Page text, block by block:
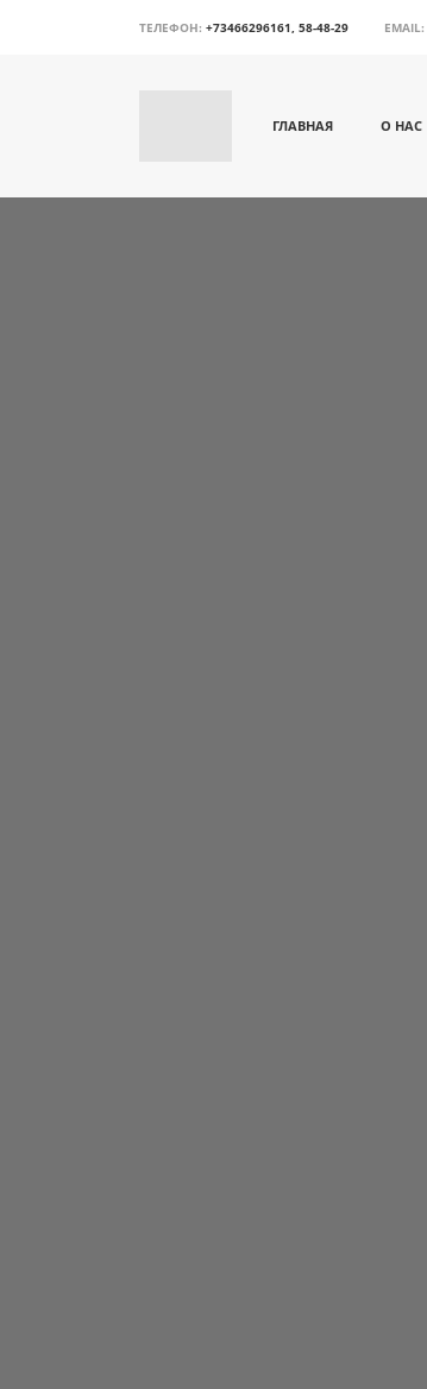
ТЕЛЕФОН: +73466296161, 58-48-29 EMAIL:
ГЛАВНАЯ О НАС